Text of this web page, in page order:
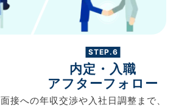
面接への
STEP.6
内定・入職
アフターフォロー
年収交渉や入社日調整まで、